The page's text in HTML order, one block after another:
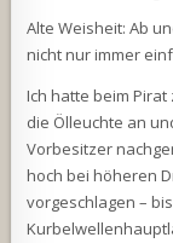
Alte Weisheit: Ab
nicht nur immer
Ich hatte beim
die Ölleuchte an
Vorbesitzer
hoch bei höheren
vorgeschlagen –